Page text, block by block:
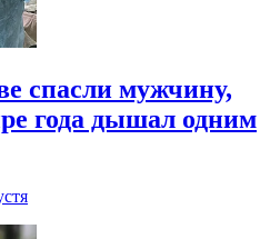
спасли мужчину,
года дышал одним